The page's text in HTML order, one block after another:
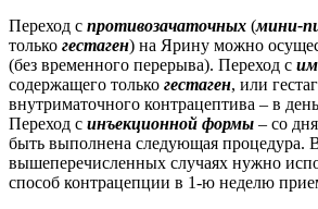
Переход с противозачаточных (мини-
только гестаген) на Ярину можно
(без временного перерыва). Переход с
содержащего только гестаген, или
внутриматочного контрацептива – в
Переход с инъекционной формы – со
быть выполнена следующая процедура.
вышеперечисленных случаях нужно
способ контрацепции в 1-ю неделю